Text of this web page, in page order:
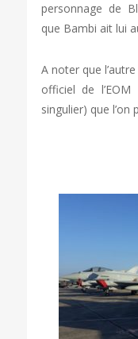
personnage de
que Bambi ait lui
A noter que
officiel de
singulier) que